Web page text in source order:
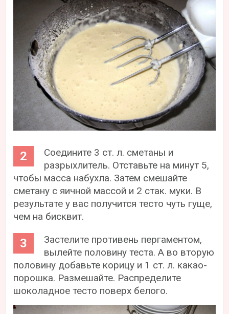
Соедините 3 ст. л. сметаны и
разрыхлитель. Отставьте на минут 5,
чтобы масса набухла. Затем смешайте
сметану с яичной массой и 2 стак. муки. В
результате у вас получится тесто чуть гуще,
чем на бисквит.
Застелите противень пергаментом,
вылейте половину теста. А во вторую
половину добавьте корицу и 1 ст. л. какао-
порошка. Размешайте. Распределите
шоколадное тесто поверх белого.